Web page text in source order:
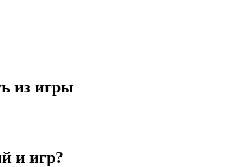
из игры
и игр?